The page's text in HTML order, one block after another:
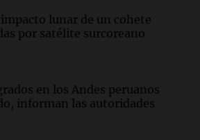
lunar de un cohete
por satélite surcoreano
en los Andes peruanos
informan las autoridades